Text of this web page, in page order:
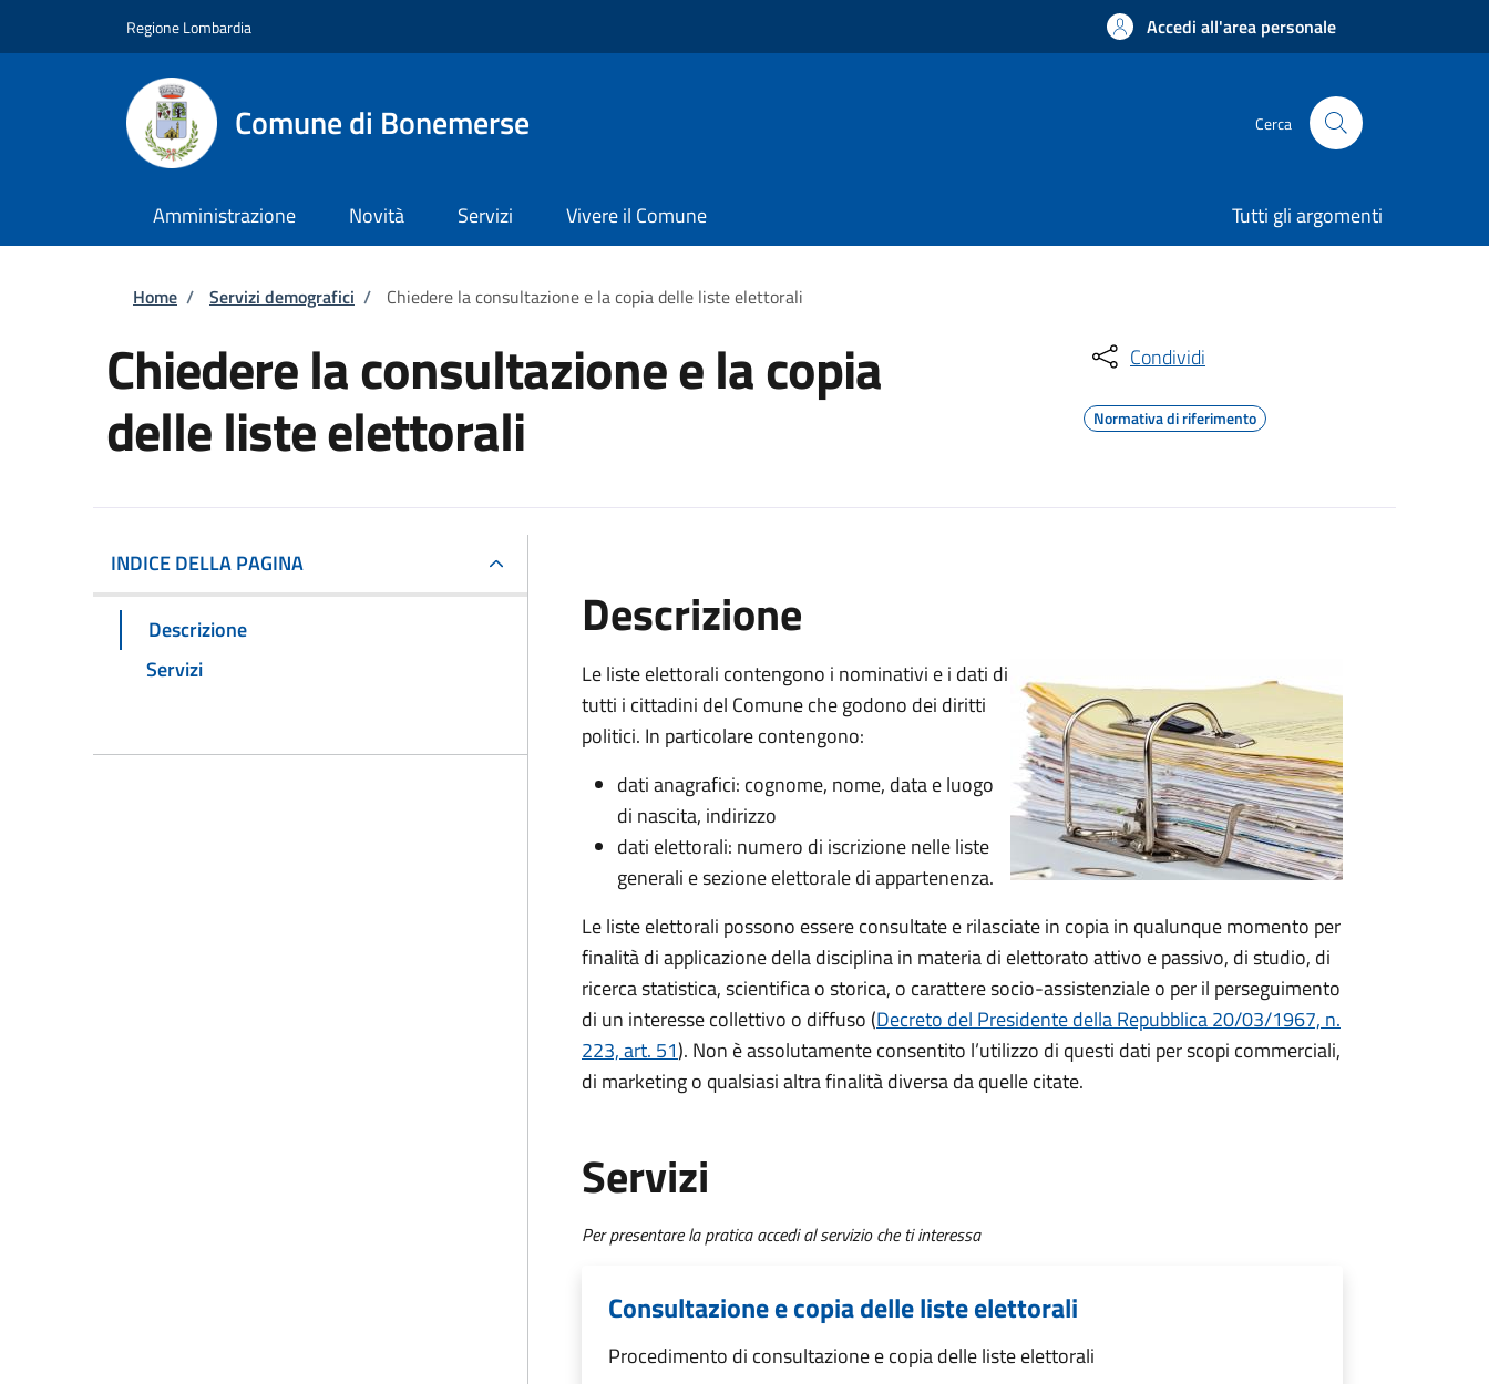
Regione Lombardia Accedi all'area personale
Comune di Bonemerse Cerca
Amministrazione Novità Servizi Vivere il Comune Tutti gli argomenti
Briciole di pane
Home / Servizi demografici / Chiedere la consultazione e la copia delle liste elettorali
Chiedere la consultazione e la copia
delle liste elettorali
Condividi
Normativa di riferimento
INDICE DELLA PAGINA
Descrizione
Servizi
Descrizione
Le liste elettorali contengono i nominativi e i dati di
tutti i cittadini del Comune che godono dei diritti
politici. In particolare contengono:
dati anagrafici: cognome, nome, data e luogo
di nascita, indirizzo
dati elettorali: numero di iscrizione nelle liste
generali e sezione elettorale di appartenenza.
Le liste elettorali possono essere consultate e rilasciate in copia in qualunque momento per
finalità di applicazione della disciplina in materia di elettorato attivo e passivo, di studio, di
ricerca statistica, scientifica o storica, o carattere socio-assistenziale o per il perseguimento
di un interesse collettivo o diffuso (Decreto del Presidente della Repubblica 20/03/1967, n.
223, art. 51). Non è assolutamente consentito l’utilizzo di questi dati per scopi commerciali,
di marketing o qualsiasi altra finalità diversa da quelle citate.
Servizi
Per presentare la pratica accedi al servizio che ti interessa
Consultazione e copia delle liste elettorali
Procedimento di consultazione e copia delle liste elettorali